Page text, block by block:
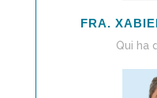
FRA.
Qui ha